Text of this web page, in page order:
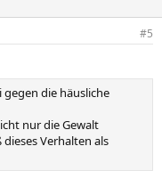
#5
die häusliche
nur die Gewalt
Verhalten als